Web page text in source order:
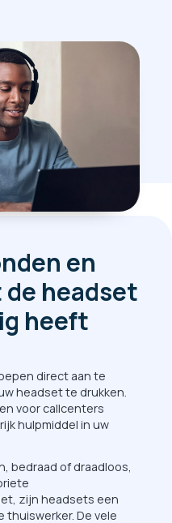
en
headset
heeft
direct aan te
headset te drukken.
voor callcenters
hulpmiddel in uw
bedraad of draadloos,
zijn headsets een
De vele